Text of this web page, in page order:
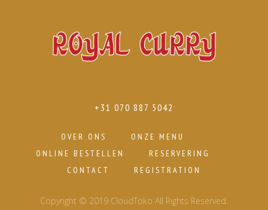
+31 070 887 5042
OVER ONS
ONZE MENU
ONLINE BESTELLEN
RESERVERING
CONTACT
REGISTRATION
Copyright © 2019 CloudToko All Rights Reserved.